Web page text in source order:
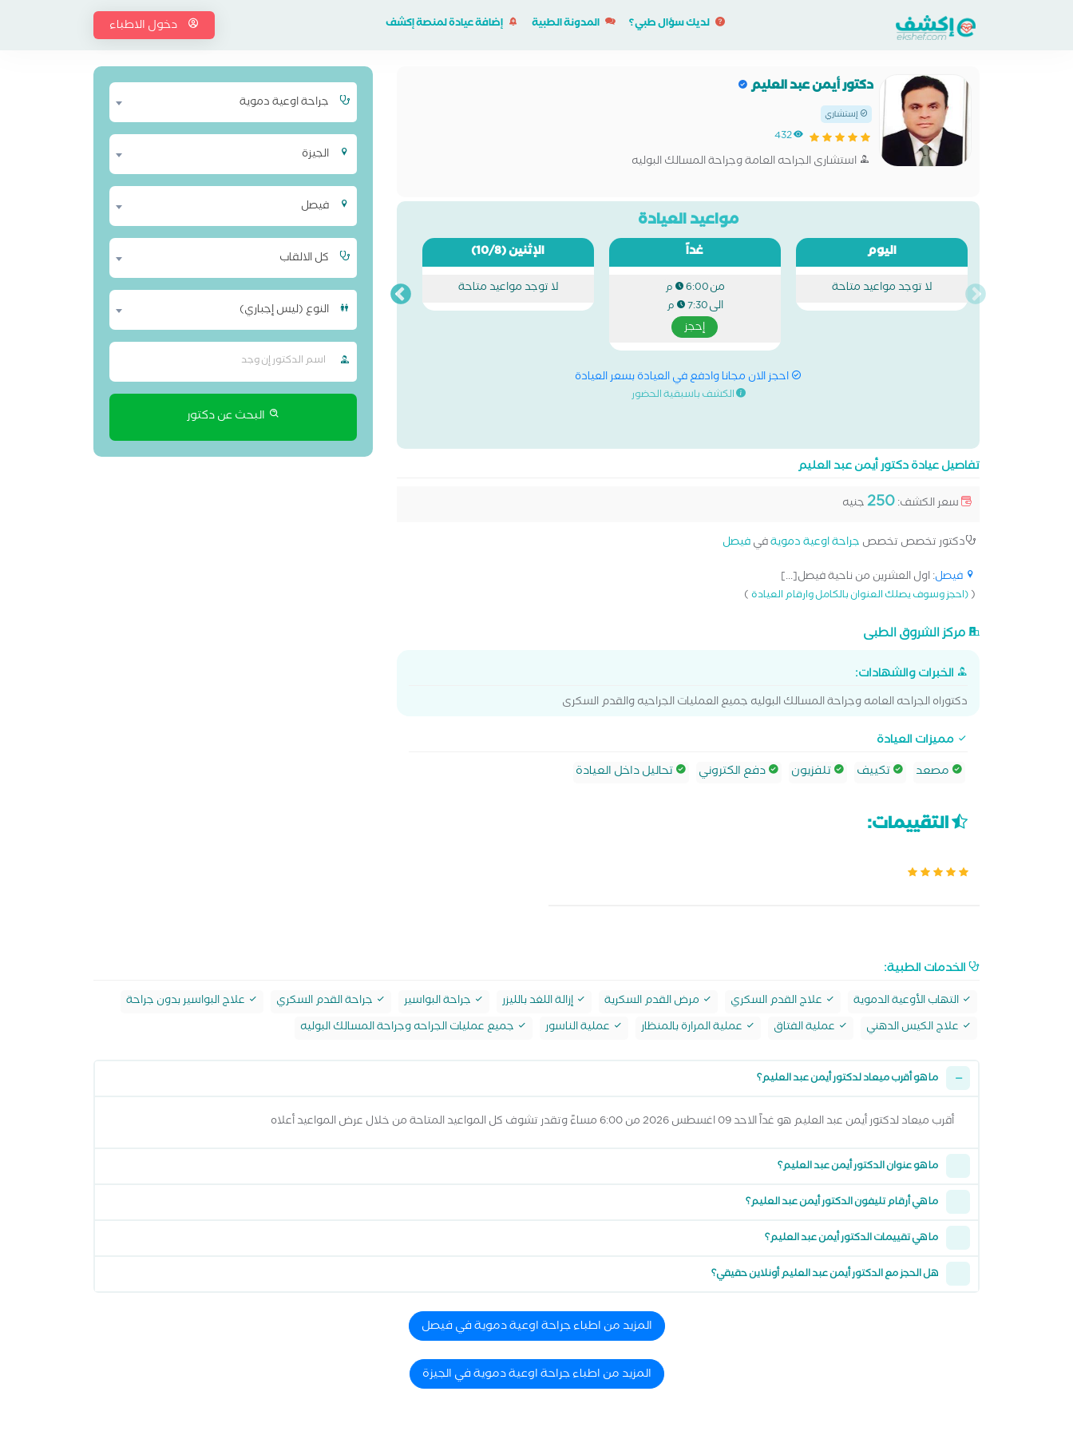
لديك سؤال طبي؟ المدونة الطبية إضافة عيادة لمنصة إكشف دخول الاطباء
دكتور أيمن عبد العليم
إستشاري
432
استشارى الجراحه العامة وجراحة المسالك البوليه
مواعيد العيادة
اليوم
لا توجد مواعيد متاحة
غداً
من6:00 م
الى7:30 م
إحجز
الإثنين(10/8)
لا توجد مواعيد متاحة
احجز الان مجانا وادفع في العيادة بسعر العيادة
الكشف باسبقية الحضور
تفاصيل عيادة دكتور أيمن عبد العليم
سعر الكشف:250جنيه
دكتور تخصص تخصص جراحة اوعية دمويةفيفيصل
فيصل: اول العشرين من ناحية فيصل[...]
((احجز وسوف يصلك العنوان بالكامل وارقام العيادة)
مركز الشروق الطبى
الخبرات والشهادات:
دكتوراه الجراحه العامه وجراحة المسالك البوليه جميع العمليات الجراحيه والقدم السكرى
مميزات العيادة
مصعد
تكييف تلفزيون دفع الكتروني تحاليل داخل العيادة
جراحة اوعية دموية
الجيزة
فيصل
كل الالقاب
النوع (ليس إجباري)
البحث عن دكتور
التقييمات:
الخدمات الطبية:
التهاب الأوعية الدموية علاج القدم السكري مرض القدم السكرية إزالة اللغد بالليزر جراحة البواسير جراحة القدم السكري
علاج البواسير بدون جراحة
علاج الكيس الدهني
عملية الفتاق عملية المرارة بالمنظار عملية الناسور جميع عمليات الجراحه وجراحة المسالك البوليه
ما هو أقرب ميعاد لدكتور أيمن عبد العليم؟
أقرب ميعاد لدكتور أيمن عبد العليم هو غداً الاحد 09 اغسطس 2026 من 6:00 مساءً وتقدر تشوف كل المواعيد المتاحة من خلال عرض المواعيد أعلاه
ما هو عنوان الدكتور أيمن عبد العليم؟
ما هي أرقام تليفون الدكتور أيمن عبد العليم؟
ما هي تقييمات الدكتور أيمن عبد العليم؟
هل الحجز مع الدكتور أيمن عبد العليم أونلاين حقيقي؟
المزيد من اطباء جراحة اوعية دموية في فيصل
المزيد من اطباء جراحة اوعية دموية في الجيزة